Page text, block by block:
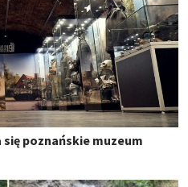
poznańskie muzeum